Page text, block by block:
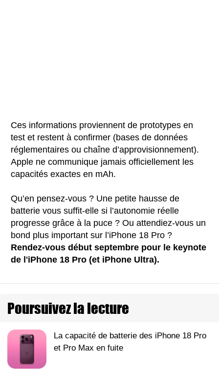
Ces informations proviennent de prototypes en
test et restent à confirmer (bases de données
réglementaires ou chaîne d’approvisionnement).
Apple ne communique jamais officiellement les
capacités exactes en mAh.
Qu’en pensez-vous ? Une petite hausse de
batterie vous suffit-elle si l’autonomie réelle
progresse grâce à la puce ? Ou attendiez-vous un
bond plus important sur l’iPhone 18 Pro ?
Rendez-vous début septembre pour le keynote
de l'iPhone 18 Pro (et iPhone Ultra).
Poursuivez la lecture
La capacité de batterie des iPhone 18 Pro
et Pro Max en fuite